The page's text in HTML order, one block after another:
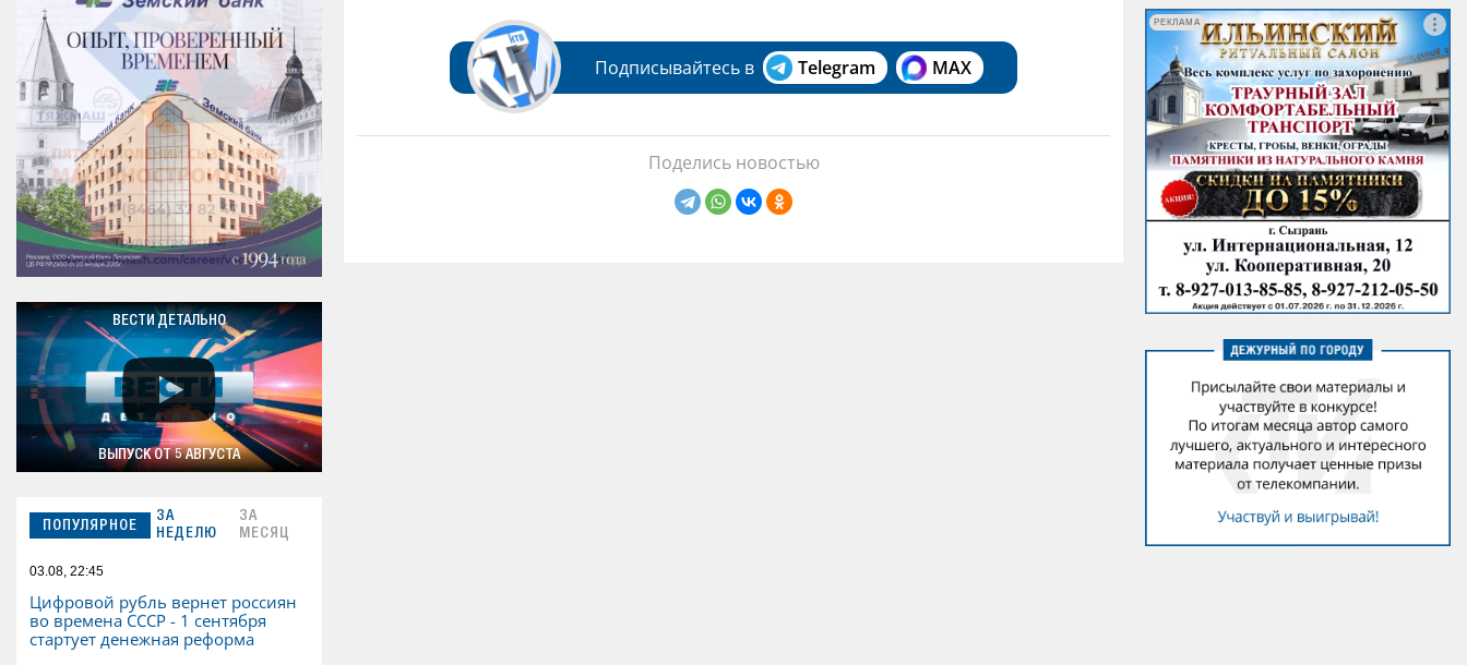
ВЕСТИ ДЕТАЛЬНО
ВЫПУСК ОТ 5 АВГУСТА
ПОПУЛЯРНОЕ
ЗА
НЕДЕЛЮ
ЗА
МЕСЯЦ
03.08, 22:45
Цифровой рубль вернет россиян
во времена СССР - 1 сентября
стартует денежная реформа
Подписывайтесь в Telegram MAX
Поделись новостью
РЕКЛАМА